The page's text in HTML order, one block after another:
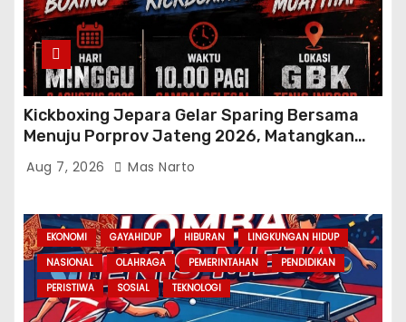
Kickboxing Jepara Gelar Sparing Bersama
Menuju Porprov Jateng 2026, Matangkan
Fisik dan Teknik Atlet
Aug 7, 2026 Mas Narto
EKONOMI GAYAHIDUP HIBURAN
LINGKUNGAN HIDUP
NASIONAL
OLAHRAGA PEMERINTAHAN
PENDIDIKAN
PERISTIWA
SOSIAL TEKNOLOGI